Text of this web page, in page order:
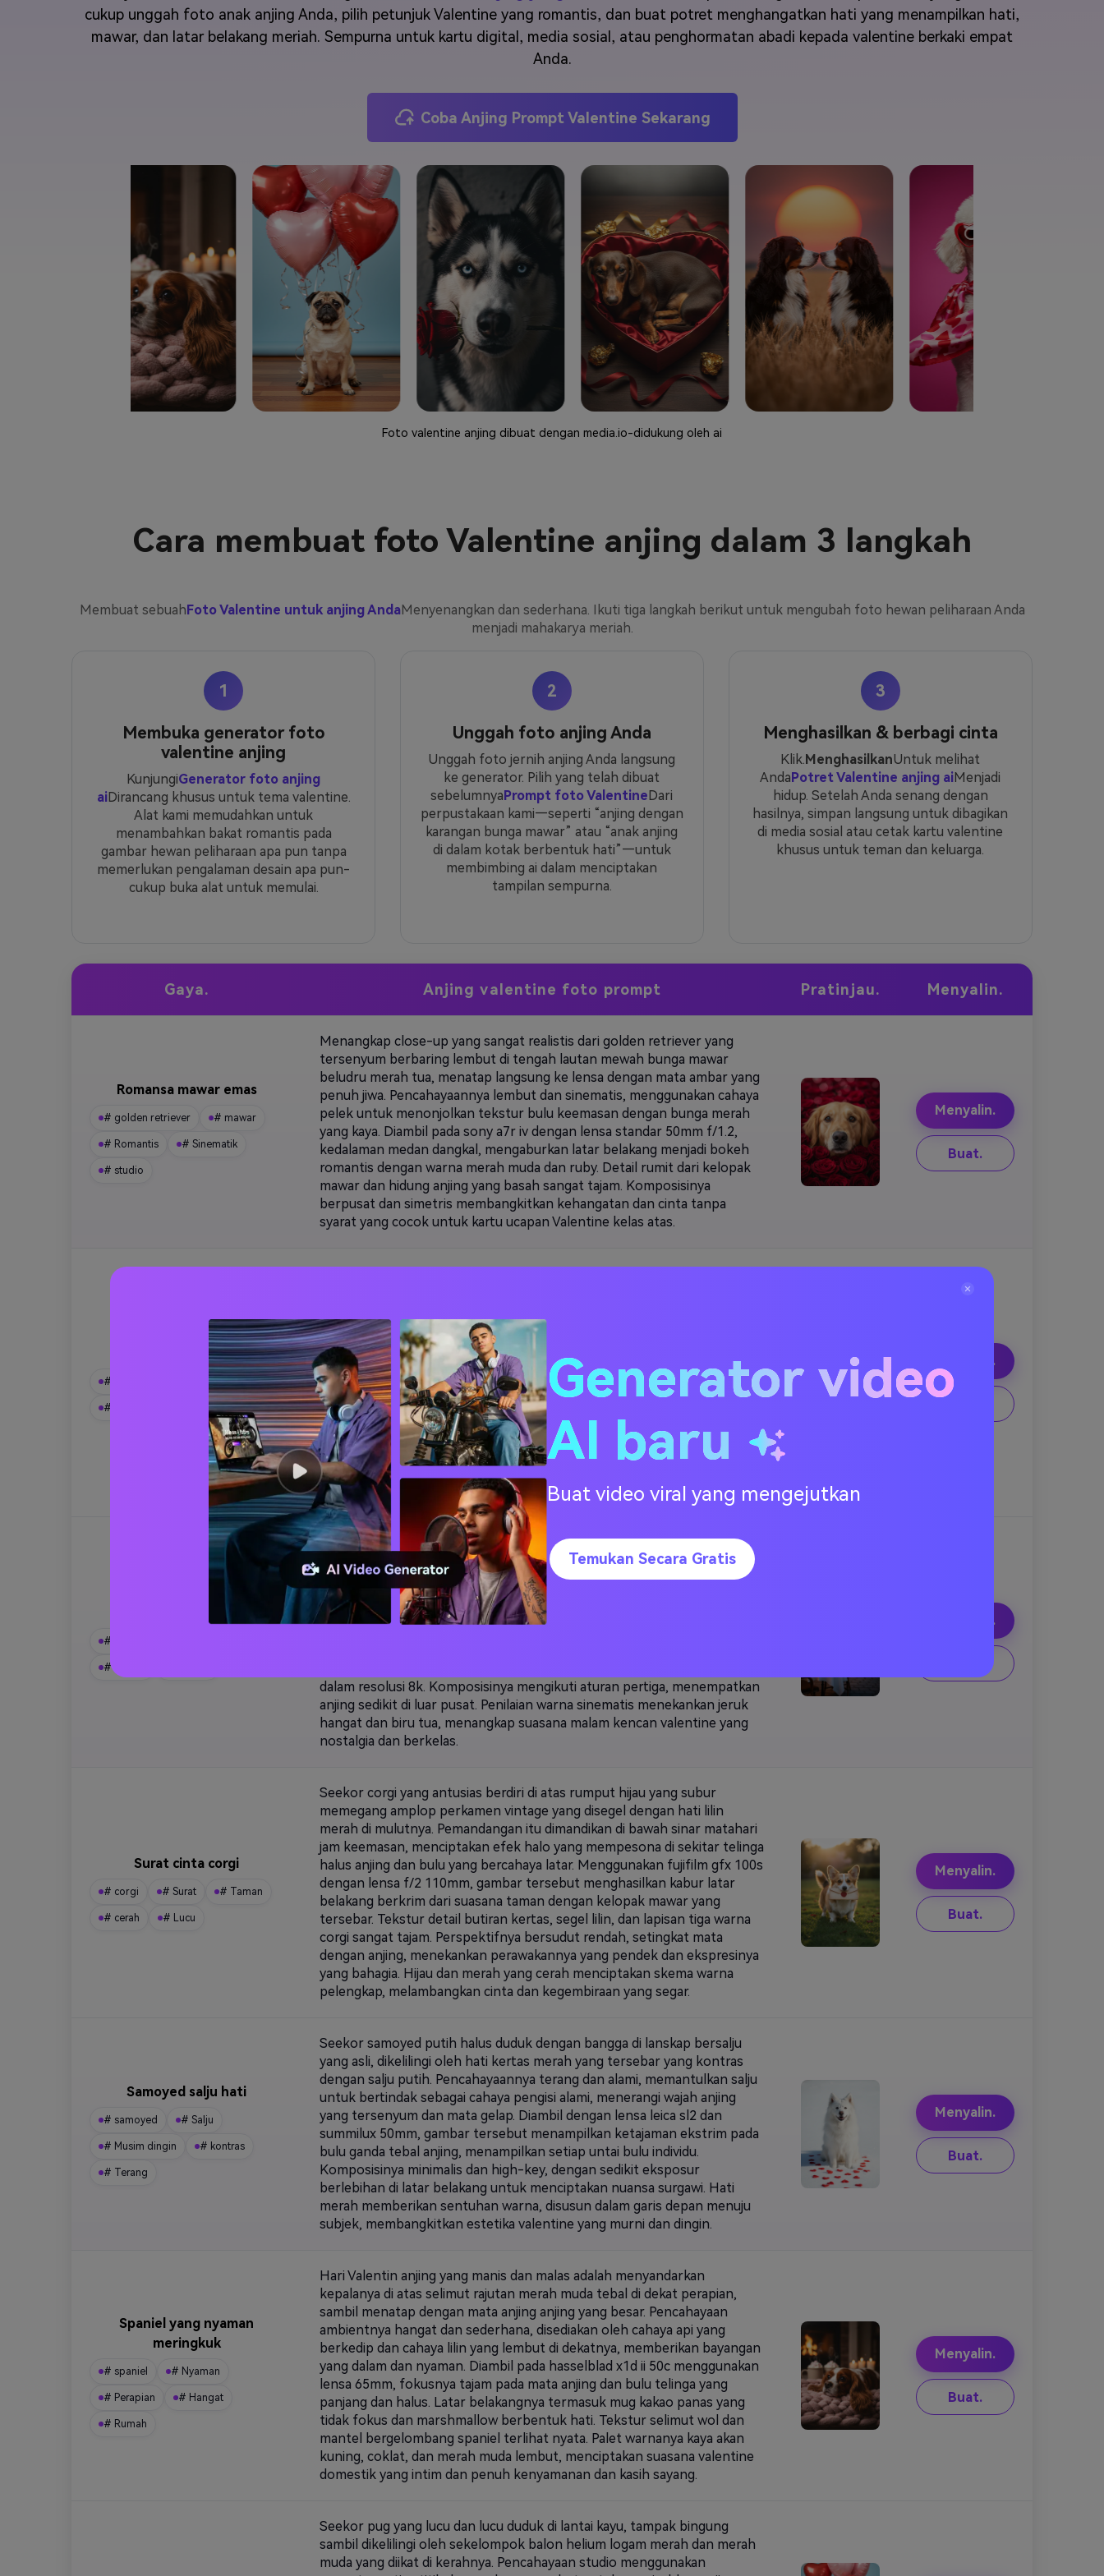
Pixverse Runway
cukup unggah foto anak anjing Anda, pilih petunjuk Valentine yang romantis, dan buat potret menghangatkan hati yang menampilkan hati,
mawar, dan latar belakang meriah. Sempurna untuk kartu digital, media sosial, atau penghormatan abadi kepada valentine berkaki empat
Anda.
Coba Anjing Prompt Valentine Sekarang
Foto valentine anjing dibuat dengan media.io-didukung oleh ai
Cara membuat foto Valentine anjing dalam 3 langkah
Membuat sebuahFoto Valentine untuk anjing AndaMenyenangkan dan sederhana. Ikuti tiga langkah berikut untuk mengubah foto hewan peliharaan Anda
menjadi mahakarya meriah.
1
Membuka generator foto
valentine anjing
KunjungiGenerator foto anjing
aiDirancang khusus untuk tema valentine.
Alat kami memudahkan untuk
menambahkan bakat romantis pada
gambar hewan peliharaan apa pun tanpa
memerlukan pengalaman desain apa pun-
cukup buka alat untuk memulai.
2
Unggah foto anjing Anda
Unggah foto jernih anjing Anda langsung
ke generator. Pilih yang telah dibuat
sebelumnyaPrompt foto ValentineDari
perpustakaan kami—seperti “anjing dengan
karangan bunga mawar” atau “anak anjing
di dalam kotak berbentuk hati”—untuk
membimbing ai dalam menciptakan
tampilan sempurna.
3
Menghasilkan & berbagi cinta
Klik.MenghasilkanUntuk melihat
AndaPotret Valentine anjing aiMenjadi
hidup. Setelah Anda senang dengan
hasilnya, simpan langsung untuk dibagikan
di media sosial atau cetak kartu valentine
khusus untuk teman dan keluarga.
Gaya. Anjing valentine foto prompt Pratinjau. Menyalin.
Romansa mawar emas
# golden retriever # mawar
# Romantis # Sinematik
# studio
Menangkap close-up yang sangat realistis dari golden retriever yang
tersenyum berbaring lembut di tengah lautan mewah bunga mawar
beludru merah tua, menatap langsung ke lensa dengan mata ambar yang
penuh jiwa. Pencahayaannya lembut dan sinematis, menggunakan cahaya
pelek untuk menonjolkan tekstur bulu keemasan dengan bunga merah
yang kaya. Diambil pada sony a7r iv dengan lensa standar 50mm f/1.2,
kedalaman medan dangkal, mengaburkan latar belakang menjadi bokeh
romantis dengan warna merah muda dan ruby. Detail rumit dari kelopak
mawar dan hidung anjing yang basah sangat tajam. Komposisinya
berpusat dan simetris membangkitkan kehangatan dan cinta tanpa
syarat yang cocok untuk kartu ucapan Valentine kelas atas.
Menyalin.
Buat.
Frenchie cupid mimpi
# Bulldog Prancis # cupid
# aneh # Lucu
berwarna pink pastel. Pencahayaannya halus dan melamun, diciptakan
oleh diffuser softbox yang memberikan bayangan lembut, menonjolkan
kerutan di wajah anjing dan tekstur kain. Diambil dengan canon eos r5
menggunakan lensa sudut lebar 35mm untuk menangkap balon
berbentuk hati yang mengambang di sekitarnya. Palet warnanya benar-
benar berwarna pink pastel, krim, dan putih lembut, menciptakan
estetika berwarna permen. Tekstur definisi tinggi pada bulu dan bulu
anjing yang halus sangat penting. Suasana keseluruhannya lucu,
romantis, dan lucu yang menawan, sempurna untuk kampanye valentine
modern.
Menyalin.
Tanggal Paris dalmatian
# dalmatian
# Elegan
Seorang dalmatian yang canggih duduk dengan anggun di meja bistro
kecil Paris yang dihiasi dengan taplak meja putih renyah, mawar merah
tunggal di dalam vas kristal, dan kue berbentuk hati. Pemandangan itu
diterangi oleh cahaya keemasan yang hangat dari lampu gantung dan
lampu jalan, menciptakan suasana senja yang romantis. Difoto dengan
dalam resolusi 8k. Komposisinya mengikuti aturan pertiga, menempatkan
anjing sedikit di luar pusat. Penilaian warna sinematis menekankan jeruk
hangat dan biru tua, menangkap suasana malam kencan valentine yang
nostalgia dan berkelas.
Menyalin.
Surat cinta corgi
# corgi # Surat # Taman
# cerah # Lucu
Seekor corgi yang antusias berdiri di atas rumput hijau yang subur
memegang amplop perkamen vintage yang disegel dengan hati lilin
merah di mulutnya. Pemandangan itu dimandikan di bawah sinar matahari
jam keemasan, menciptakan efek halo yang mempesona di sekitar telinga
halus anjing dan bulu yang bercahaya latar. Menggunakan fujifilm gfx 100s
dengan lensa f/2 110mm, gambar tersebut menghasilkan kabur latar
belakang berkrim dari suasana taman dengan kelopak mawar yang
tersebar. Tekstur detail butiran kertas, segel lilin, dan lapisan tiga warna
corgi sangat tajam. Perspektifnya bersudut rendah, setingkat mata
dengan anjing, menekankan perawakannya yang pendek dan ekspresinya
yang bahagia. Hijau dan merah yang cerah menciptakan skema warna
pelengkap, melambangkan cinta dan kegembiraan yang segar.
Menyalin.
Buat.
Samoyed salju hati
# samoyed # Salju
# Musim dingin # kontras
# Terang
Seekor samoyed putih halus duduk dengan bangga di lanskap bersalju
yang asli, dikelilingi oleh hati kertas merah yang tersebar yang kontras
dengan salju putih. Pencahayaannya terang dan alami, memantulkan salju
untuk bertindak sebagai cahaya pengisi alami, menerangi wajah anjing
yang tersenyum dan mata gelap. Diambil dengan lensa leica sl2 dan
summilux 50mm, gambar tersebut menampilkan ketajaman ekstrim pada
bulu ganda tebal anjing, menampilkan setiap untai bulu individu.
Komposisinya minimalis dan high-key, dengan sedikit eksposur
berlebihan di latar belakang untuk menciptakan nuansa surgawi. Hati
merah memberikan sentuhan warna, disusun dalam garis depan menuju
subjek, membangkitkan estetika valentine yang murni dan dingin.
Menyalin.
Buat.
Spaniel yang nyaman
meringkuk
# spaniel # Nyaman
# Perapian # Hangat
# Rumah
Hari Valentin anjing yang manis dan malas adalah menyandarkan
kepalanya di atas selimut rajutan merah muda tebal di dekat perapian,
sambil menatap dengan mata anjing anjing yang besar. Pencahayaan
ambientnya hangat dan sederhana, disediakan oleh cahaya api yang
berkedip dan cahaya lilin yang lembut di dekatnya, memberikan bayangan
yang dalam dan nyaman. Diambil pada hasselblad x1d ii 50c menggunakan
lensa 65mm, fokusnya tajam pada mata anjing dan bulu telinga yang
panjang dan halus. Latar belakangnya termasuk mug kakao panas yang
tidak fokus dan marshmallow berbentuk hati. Tekstur selimut wol dan
mantel bergelombang spaniel terlihat nyata. Palet warnanya kaya akan
kuning, coklat, dan merah muda lembut, menciptakan suasana valentine
domestik yang intim dan penuh kenyamanan dan kasih sayang.
Menyalin.
Buat.
Seekor pug yang lucu dan lucu duduk di lantai kayu, tampak bingung
sambil dikelilingi oleh sekelompok balon helium logam merah dan merah
muda yang diikat di kerahnya. Pencahayaan studio menggunakan
Generator video
AI baru
Buat video viral yang mengejutkan
Temukan Secara Gratis